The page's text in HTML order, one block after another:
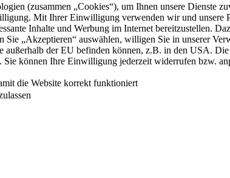
(zusammen „Cookies“), um Ihnen unsere Dienste
Mit Ihrer Einwilligung verwenden wir und unsere
Inhalte und Werbung im Internet bereitzustellen.
„Akzeptieren“ auswählen, willigen Sie in unserer
außerhalb der EU befinden können, z.B. in den USA.
Sie können Ihre Einwilligung jederzeit widerrufen bzw.
die Website korrekt funktioniert